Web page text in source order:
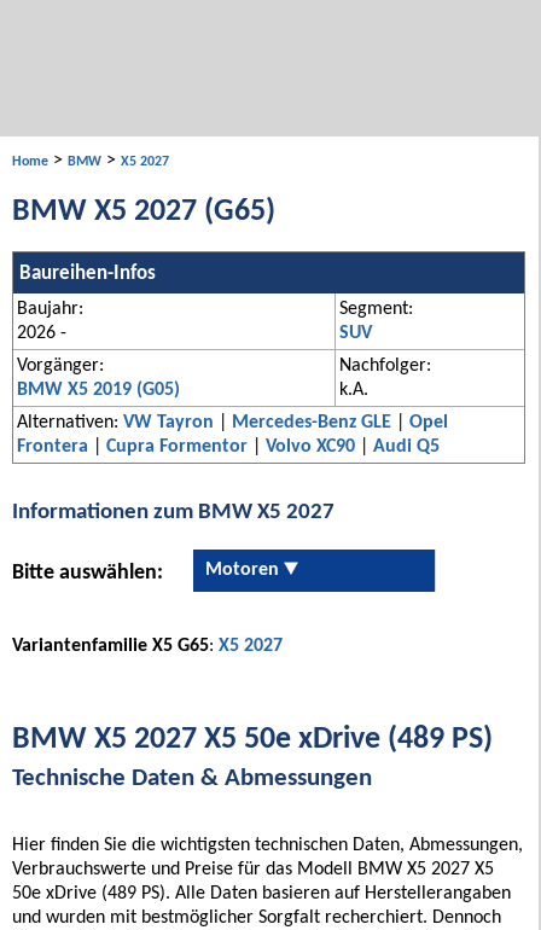
Home > BMW > X5 2027
BMW X5 2027 (G65)
Baureihen-Infos
Baujahr:
2026 -
Segment:
SUV
Vorgänger:
BMW X5 2019 (G05)
Nachfolger:
k.A.
Alternativen: VW Tayron Mercedes-Benz GLE
Opel
Frontera
Cupra Formentor Volvo XC90 Audi Q5
Informationen zum BMW X5 2027
Bitte auswählen: Motoren
Variantenfamilie X5 G65: X5 2027
BMW X5 2027 X5 50e xDrive (489 PS)
Technische Daten & Abmessungen
Hier finden Sie die wichtigsten technischen Daten, Abmessungen,
Verbrauchswerte und Preise für das Modell BMW X5 2027 X5
50e xDrive (489 PS). Alle Daten basieren auf Herstellerangaben
und wurden mit bestmöglicher Sorgfalt recherchiert. Dennoch